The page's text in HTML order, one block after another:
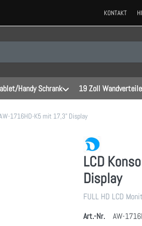
KONTAKT
Sie tippen, erscheinen automatisch
Handy Schrank 19 Zoll
1716HD-K5 mit 17,3" Display
LCD
Display
FULL HD LCD
Art.-Nr.
AW-